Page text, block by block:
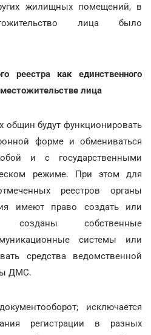
жилищных помещений, в
лица было
реестра как единственного
лица
общин будут функционировать
форме и обмениваться
и с государственными
режиме. При этом для
реестров органы
имеют право создать или
созданы собственные
системы или
средства ведомственной
ДМС.
исключается
регистрации в разных